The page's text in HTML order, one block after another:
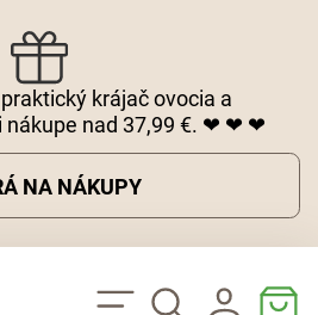
krájač ovocia a
nákupe nad 37,99 €. ❤ ❤ ❤
NA NÁKUPY